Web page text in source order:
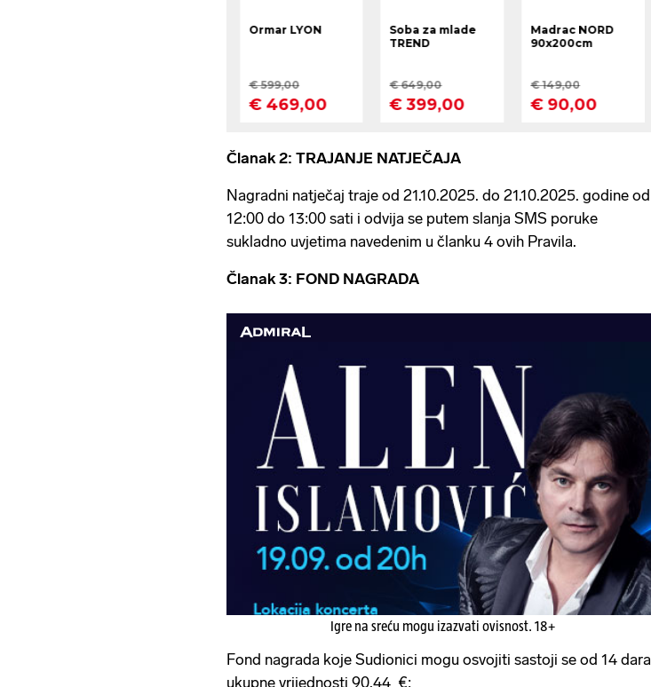
Članak 2: TRAJANJE NATJEČAJA
Nagradni natječaj traje od 21.10.2025. do 21.10.2025. godine od
12:00 do 13:00 sati i odvija se putem slanja SMS poruke
sukladno uvjetima navedenim u članku 4 ovih Pravila.
Članak 3: FOND NAGRADA
Igre na sreću mogu izazvati ovisnost. 18+
Fond nagrada koje Sudionici mogu osvojiti sastoji se od 14 dara
ukupne vrijednosti 90,44 €: